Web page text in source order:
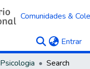
Comunidades &
Entrar
Psicologia Search